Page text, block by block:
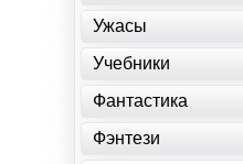
Ужасы
Учебники
Фантастика
Фэнтези